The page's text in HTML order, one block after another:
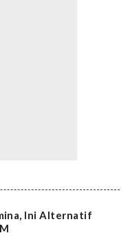
Ini Alternatif